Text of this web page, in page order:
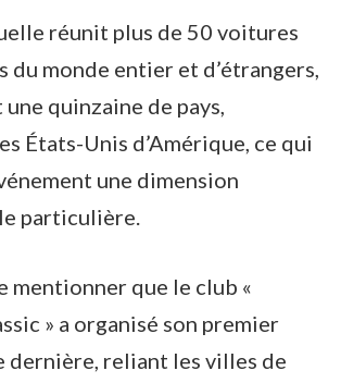
réunit plus de 50 voitures
du monde entier et d’étrangers,
quinzaine de pays,
États-Unis d’Amérique, ce qui
une dimension
particulière.
mentionner que le club «
» a organisé son premier
dernière, reliant les villes de